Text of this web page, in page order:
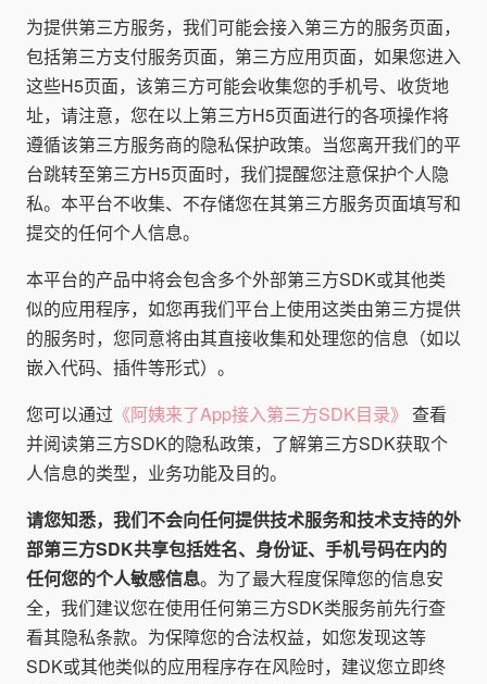
为提供第三方服务，我们可能会接入第三方的服务页面，
包括第三方支付服务页面，第三方应用页面，如果您进入
这些H5页面，该第三方可能会收集您的手机号、收货地
址，请注意，您在以上第三方H5页面进行的各项操作将
遵循该第三方服务商的隐私保护政策。当您离开我们的平
台跳转至第三方H5页面时，我们提醒您注意保护个人隐
私。本平台不收集、不存储您在其第三方服务页面填写和
提交的任何个人信息。
本平台的产品中将会包含多个外部第三方SDK或其他类
似的应用程序，如您再我们平台上使用这类由第三方提供
的服务时，您同意将由其直接收集和处理您的信息（如以
嵌入代码、插件等形式）。
您可以通过 《阿姨来了App接入第三方SDK目录》 查看
并阅读第三方SDK的隐私政策，了解第三方SDK获取个
人信息的类型，业务功能及目的。
请您知悉，我们不会向任何提供技术服务和技术支持的外
部第三方SDK共享包括姓名、身份证、手机号码在内的
任何您的个人敏感信息。为了最大程度保障您的信息安
全，我们建议您在使用任何第三方SDK类服务前先行查
看其隐私条款。为保障您的合法权益，如您发现这等
SDK或其他类似的应用程序存在风险时，建议您立即终